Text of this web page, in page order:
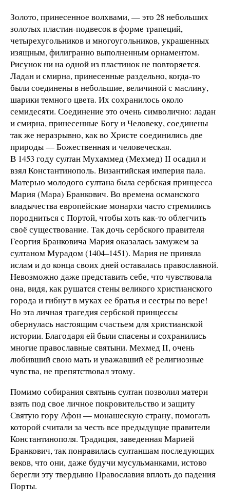
Золото, принесенное волхвами, — это 28 небольших
золотых пластин-подвесок в форме трапеций,
четырехугольников и многоугольников, украшенных
изящным, филигранно выполненным орнаментом.
Рисунок ни на одной из пластинок не повторяется.
Ладан и смирна, принесенные раздельно, когда-то
были соединены в небольшие, величиной с маслину,
шарики темного цвета. Их сохранилось около
семидесяти. Соединение это очень символично: ладан
и смирна, принесенные Богу и Человеку, соединены
так же неразрывно, как во Христе соединились две
природы — Божественная и человеческая.
В 1453 году султан Мухаммед (Мехмед) II осадил и
взял Константинополь. Византийская империя пала.
Матерью молодого султана была сербская принцесса
Мария (Мара) Бранкович. Во времена османского
владычества европейские монархи часто стремились
породниться с Портой, чтобы хоть как-то облегчить
своё существование. Так дочь сербского правителя
Георгия Бранковича Мария оказалась замужем за
султаном Мурадом (1404–1451). Мария не приняла
ислам и до конца своих дней оставалась православной.
Невозможно даже представить себе, что чувствовала
она, видя, как рушатся стены великого христианского
города и гибнут в муках ее братья и сестры по вере!
Но эта личная трагедия сербской принцессы
обернулась настоящим счастьем для христианской
истории. Благодаря ей были спасены и сохранились
многие православные святыни. Мехмед II, очень
любивший свою мать и уважавший её религиозные
чувства, не препятствовал этому.
Помимо собирания святынь султан позволил матери
взять под свое личное покровительство и защиту
Святую гору Афон — монашескую страну, помогать
которой считали за честь все предыдущие правители
Константинополя. Традиция, заведенная Марией
Бранкович, так понравилась султаншам последующих
веков, что они, даже будучи мусульманками, истово
берегли эту твердыню Православия вплоть до падения
Порты.